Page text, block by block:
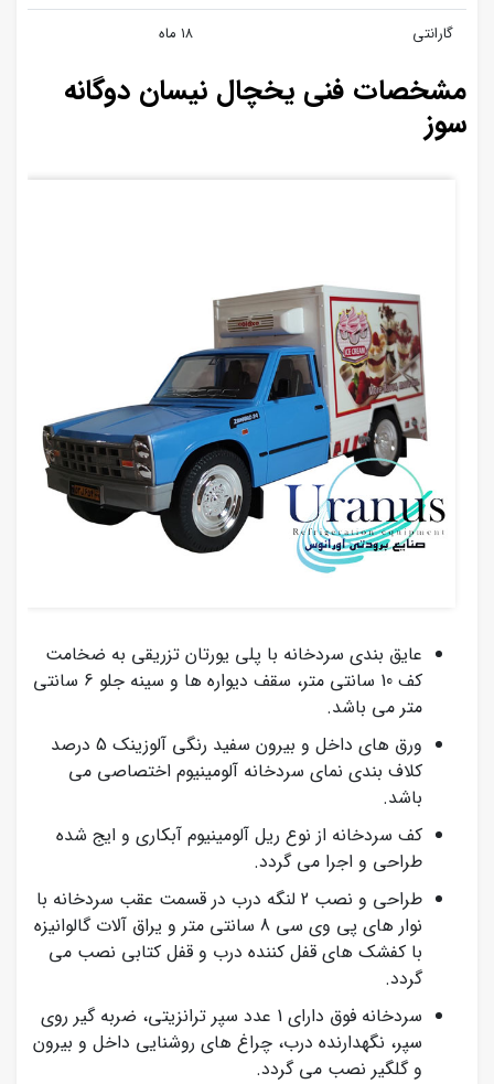
گارانتی ۱۸ ماه
مشخصات فنی یخچال نیسان دوگانه
سوز
عایق بندی سردخانه با پلی یورتان تزریقی به ضخامت
کف 10 سانتی متر، سقف دیواره ها و سینه جلو 6 سانتی
متر می باشد.
ورق های داخل و بیرون سفید رنگی آلوزینک 5 درصد
کلاف بندی نمای سردخانه آلومینیوم اختصاصی می
باشد.
کف سردخانه از نوع ریل آلومینیوم آبکاری و ایج شده
طراحی و اجرا می گردد.
طراحی و نصب 2 لنگه درب در قسمت عقب سردخانه با
نوار های پی وی سی 8 سانتی متر و یراق آلات گالوانیزه
با کفشک های قفل کننده درب و قفل کتابی نصب می
گردد.
سردخانه فوق دارای 1 عدد سپر ترانزیتی، ضربه گیر روی
سپر، نگهدارنده درب، چراغ های روشنایی داخل و بیرون
و گلگیر نصب می گردد.